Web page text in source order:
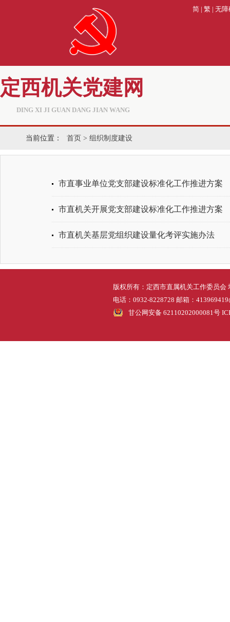
简 | 繁 | 无障
定西机关党建网
DING XI JI GUAN DANG JIAN WANG
当前位置： 首页 > 组织制度建设
市直事业单位党支部建设标准化工作推进方案
市直机关开展党支部建设标准化工作推进方案
市直机关基层党组织建设量化考评实施办法
版权所有：定西市直属机关工作委员
电话：0932-8228728 邮箱：
甘公网安备 62110202000081号